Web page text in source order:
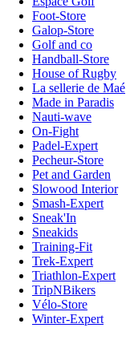
Foot-Store
Galop-Store
Golf and co
Handball-Store
House of Rugby
La sellerie de Maé
Made in Paradis
Nauti-wave
On-Fight
Padel-Expert
Pecheur-Store
Pet and Garden
Slowood Interior
Smash-Expert
Sneak'In
Sneakids
Training-Fit
Trek-Expert
Triathlon-Expert
TripNBikers
Vélo-Store
Winter-Expert